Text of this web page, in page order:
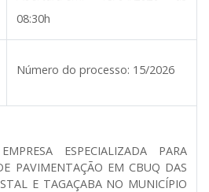
08:30h
Número do processo: 15/2026
ESPECIALIZADA PARA
PAVIMENTAÇÃO EM CBUQ DAS
E TAGAÇABA NO MUNICÍPIO